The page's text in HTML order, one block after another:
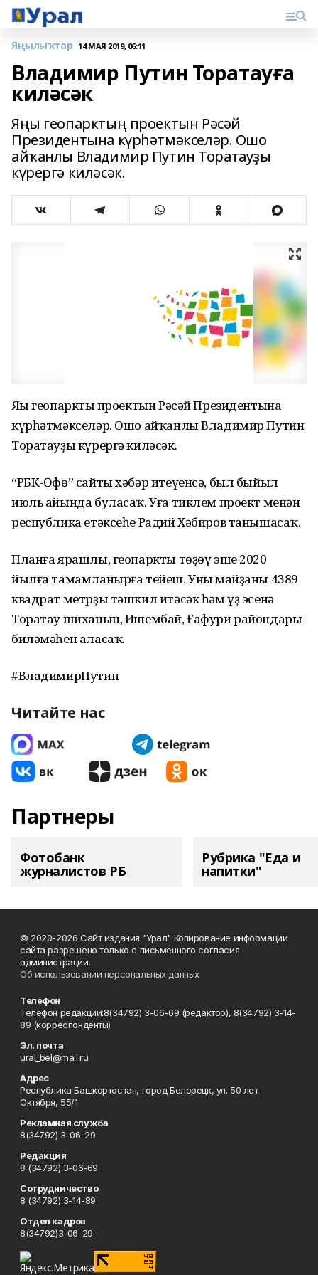
Яңылыҡтар 14 МАЯ 2019, 06:11
Владимир Путин Торатауға
киләсәк
Яңы геопарктың проектын Рәсәй
Президентына күрһәтмәкселәр. Ошо
айҡанлы Владимир Путин Торатауҙы
күрергә киләсәк.
Яңы геопарктың проектын Рәсәй Президентына
күрһәтмәкселәр. Ошо айҡанлы Владимир Путин
Торатауҙы күрергә киләсәк.
“РБК-Өфө” сайты хәбәр итеүенсә, был быйыл
июль айында буласаҡ. Уға тиклем проект менән
республика етәксеһе Радий Хәбиров танышасаҡ.
Планға ярашлы, геопаркты төҙөү эше 2020
йылға тамамланырға тейеш. Уның майҙаны 4389
квадрат метрҙы тәшкил итәсәк һәм үҙ эсенә
Торатау шиханын, Ишембай, Ғафури райондары
биләмәһен аласаҡ.
#ВладимирПутин
Читайте нас
Партнеры
Фотобанк
журналистов РБ
Рубрика "Еда и
напитки"
© 2020-2026 Сайт издания "Урал" Копирование информации
сайта разрешено только с письменного согласия
администрации.
Об использовании персональных данных
Телефон
Телефон редакции:8(34792) 3-06-69 (редактор), 8(34792) 3-14-
89 (корреспонденты)
Эл. почта
ural_bel@mail.ru
Адрес
Республика Башкортостан, город Белорецк, ул. 50 лет
Октября, 55/1
Рекламная служба
8(34792) 3-06-29
Редакция
8 (34792) 3-06-69
Сотрудничество
8 (34792) 3-14-89
Отдел кадров
8(34792)3-06-29